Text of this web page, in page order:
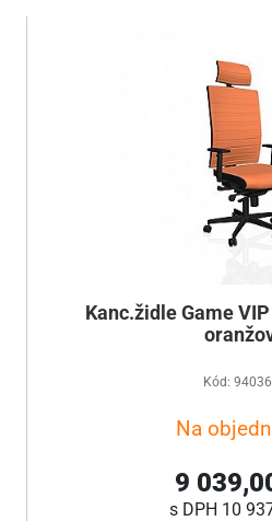
Kanc.židle Game
Kód:
Na
9
s DPH 10